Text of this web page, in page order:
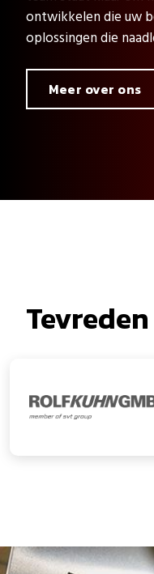
ontwikkelen die uw
oplossingen die
Meer over ons